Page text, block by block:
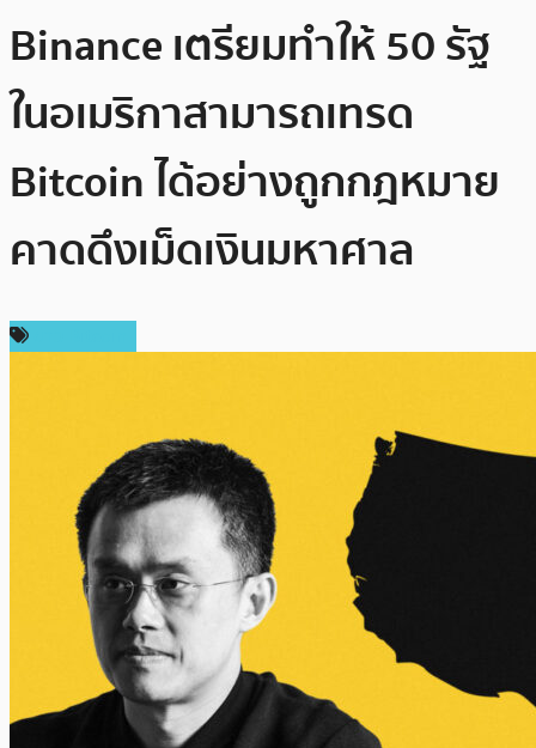
Binance เตรียมทำให้ 50 รัฐ
ในอเมริกาสามารถเทรด
Bitcoin ได้อย่างถูกกฎหมาย
คาดดึงเม็ดเงินมหาศาล